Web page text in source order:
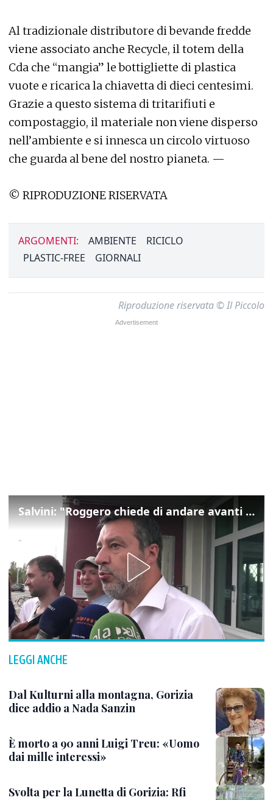
Al tradizionale distributore di bevande fredde
viene associato anche Recycle, il totem della
Cda che “mangia” le bottigliette di plastica
vuote e ricarica la chiavetta di dieci centesimi.
Grazie a questo sistema di tritarifiuti e
compostaggio, il materiale non viene disperso
nell’ambiente e si innesca un circolo virtuoso
che guarda al bene del nostro pianeta. —
© RIPRODUZIONE RISERVATA
ARGOMENTI: AMBIENTE
RICICLO
PLASTIC-FREE
GIORNALI
Riproduzione riservata © Il Piccolo
Salvini: "Roggero chiede di andare avanti su norma anti-risarcimenti"
LEGGI ANCHE
Dal Kulturni alla montagna, Gorizia
dice addio a Nada Sanzin
È morto a 90 anni Luigi Treu: «Uomo
dai mille interessi»
Svolta per la Lunetta di Gorizia: Rfi